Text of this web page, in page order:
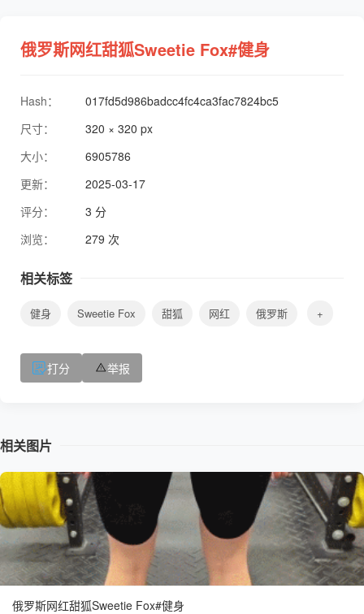
俄罗斯网红甜狐Sweetie Fox#健身
Hash：
017fd5d986badcc4fc4ca3fac7824bc5
尺寸：
320 × 320 px
大小：
6905786
更新：
2025-03-17
评分：
3 分
浏览：
279 次
相关标签
健身 Sweetie Fox 甜狐 网红 俄罗斯 +
打分 举报
相关图片
俄罗斯网红甜狐Sweetie Fox#健身